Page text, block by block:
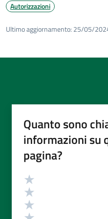
Autorizzazioni
Ultimo aggiornamento: 25/05/
Quanto sono
informazioni su
pagina?
Valutazione